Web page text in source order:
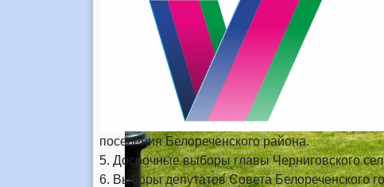
поселения Белореченского района.
5. Досрочные выборы главы Черниговского
6. Выборы депутатов Совета Белореченского